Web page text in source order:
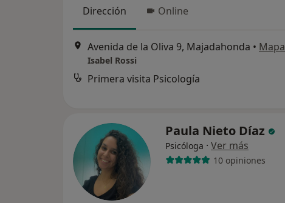
Dirección Online
Avenida de la Oliva 9, Majadahonda • Mapa
Isabel Rossi
Primera visita Psicología
Paula Nieto Díaz
Psicóloga · Ver más
10 opiniones